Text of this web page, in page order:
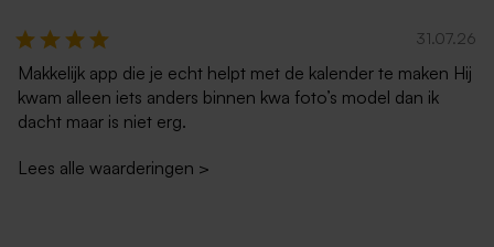
31.07.26
Makkelijk app die je echt helpt met de kalender te maken Hij
kwam alleen iets anders binnen kwa foto’s model dan ik
dacht maar is niet erg.
Lees alle waarderingen >